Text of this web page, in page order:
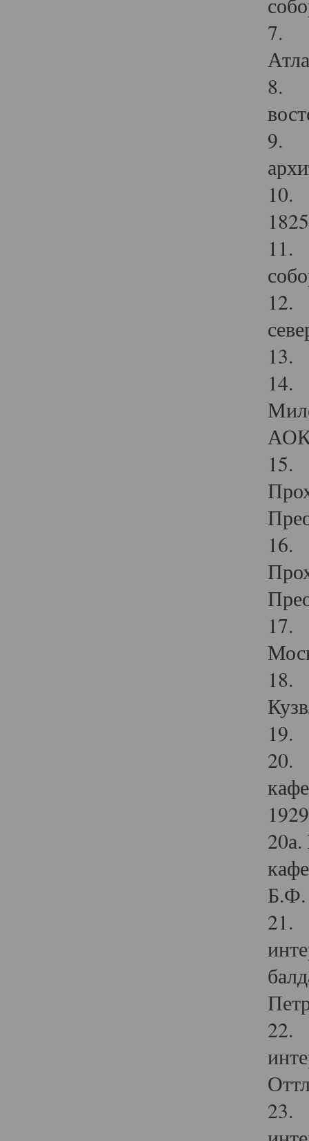
7.
8.
9.
10.
11.
12.
13.
14.
15.
16.
17.
18.
19.
20.
Б.Ф.
21.
22.
23.